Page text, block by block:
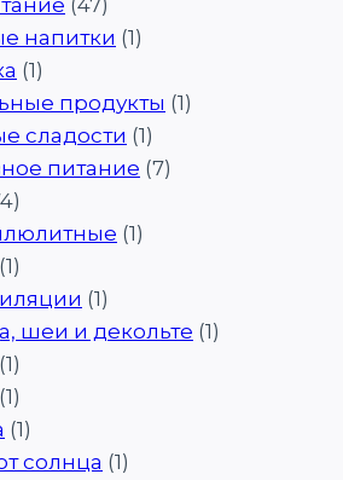
напитки (1)
(1)
продукты (1)
сладости (1)
питание (7)
(1)
(1)
(1)
шеи и декольте (1)
(1)
(1)
(1)
солнца (1)